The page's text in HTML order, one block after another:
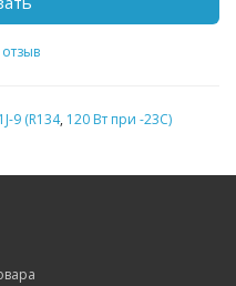
9 (R134, 120 Вт при -23С)